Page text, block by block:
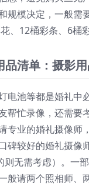
规模决定，一般需
、12桶彩条、6桶彩
品清单：摄影
电池等都是婚礼中
帮忙录像，还需要
专业的婚礼摄像师
碑较好的婚礼摄像
则无需考虑）。一
般请两个照相师、